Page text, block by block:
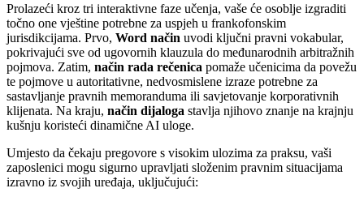
Prolazeći kroz tri interaktivne faze učenja, vaše će osoblje izgraditi
točno one vještine potrebne za uspjeh u frankofonskim
jurisdikcijama. Prvo, Word način uvodi ključni pravni vokabular,
pokrivajući sve od ugovornih klauzula do međunarodnih arbitražnih
pojmova. Zatim, način rada rečenica pomaže učenicima da povežu
te pojmove u autoritativne, nedvosmislene izraze potrebne za
sastavljanje pravnih memoranduma ili savjetovanje korporativnih
klijenata. Na kraju, način dijaloga stavlja njihovo znanje na krajnju
kušnju koristeći dinamične AI uloge.
Umjesto da čekaju pregovore s visokim ulozima za praksu, vaši
zaposlenici mogu sigurno upravljati složenim pravnim situacijama
izravno iz svojih uređaja, uključujući: